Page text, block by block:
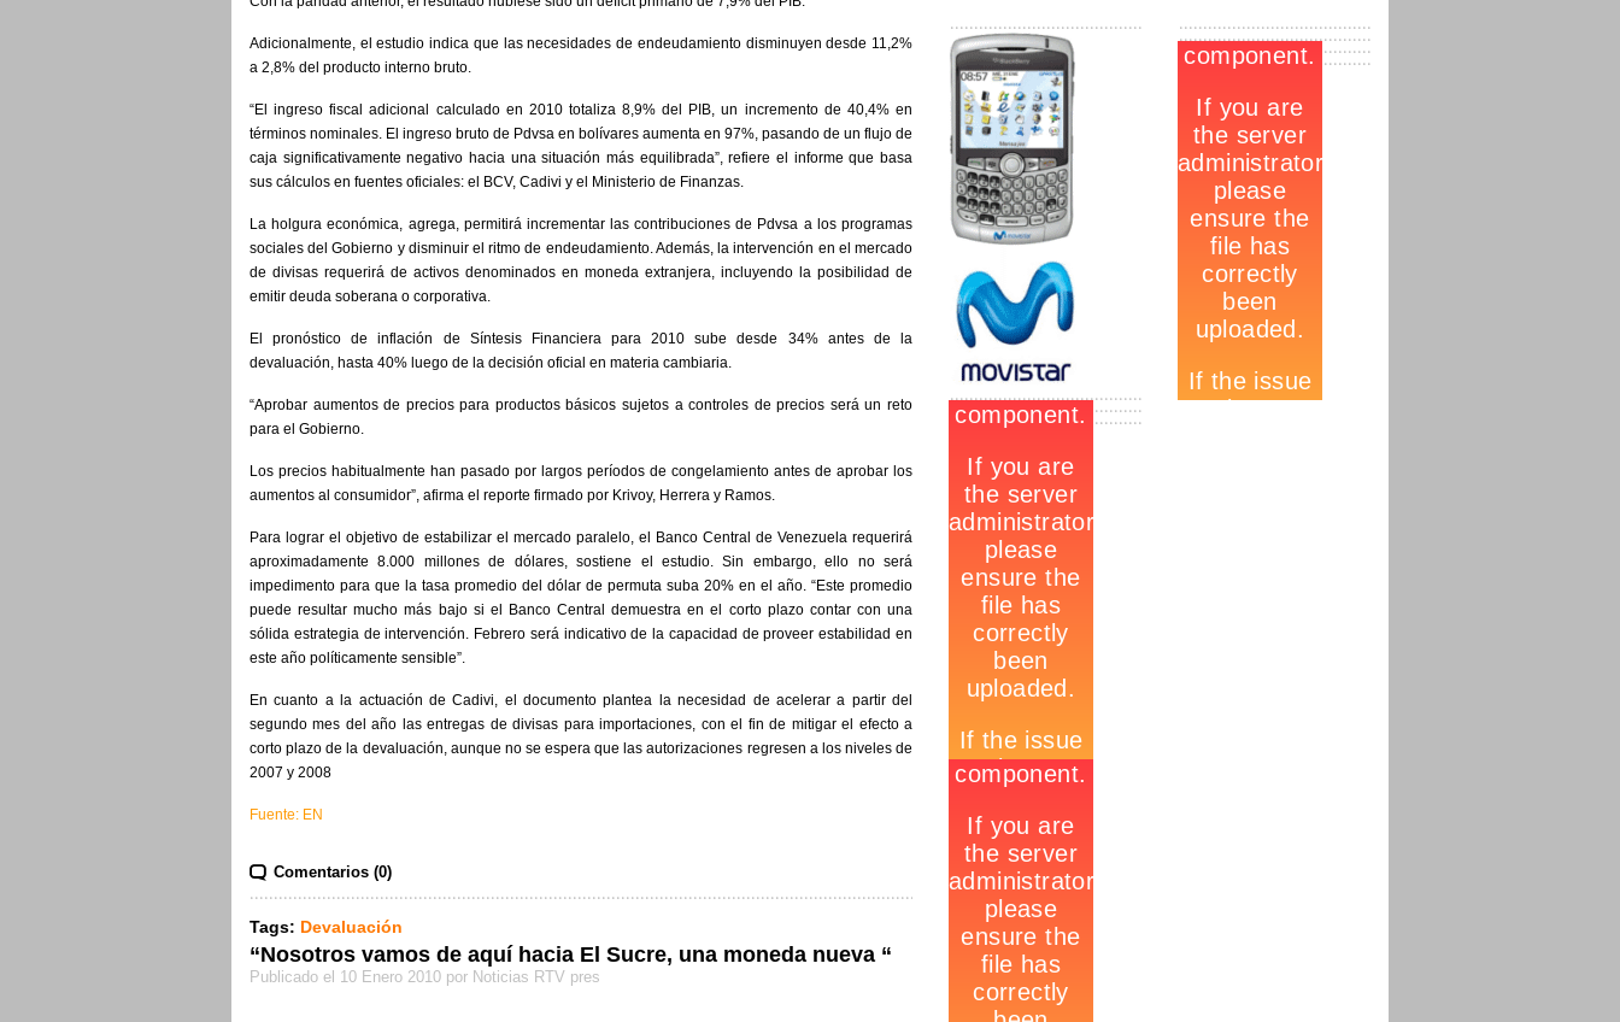
Adicionalmente, el estudio indica que las necesidades de endeudamiento disminuyen desde 11,2%
a 2,8% del producto interno bruto.
“El ingreso fiscal adicional calculado en 2010 totaliza 8,9% del PIB, un incremento de 40,4% en
términos nominales. El ingreso bruto de Pdvsa en bolívares aumenta en 97%, pasando de un flujo de
caja significativamente negativo hacia una situación más equilibrada”, refiere el informe que basa
sus cálculos en fuentes oficiales: el BCV, Cadivi y el Ministerio de Finanzas.
La holgura económica, agrega, permitirá incrementar las contribuciones de Pdvsa a los programas
sociales del Gobierno y disminuir el ritmo de endeudamiento. Además, la intervención en el mercado
de divisas requerirá de activos denominados en moneda extranjera, incluyendo la posibilidad de
emitir deuda soberana o corporativa.
El pronóstico de inflación de Síntesis Financiera para 2010 sube desde 34% antes de la
devaluación, hasta 40% luego de la decisión oficial en materia cambiaria.
“Aprobar aumentos de precios para productos básicos sujetos a controles de precios será un reto
para el Gobierno.
Los precios habitualmente han pasado por largos períodos de congelamiento antes de aprobar los
aumentos al consumidor”, afirma el reporte firmado por Krivoy, Herrera y Ramos.
Para lograr el objetivo de estabilizar el mercado paralelo, el Banco Central de Venezuela requerirá
aproximadamente 8.000 millones de dólares, sostiene el estudio. Sin embargo, ello no será
impedimento para que la tasa promedio del dólar de permuta suba 20% en el año. “Este promedio
puede resultar mucho más bajo si el Banco Central demuestra en el corto plazo contar con una
sólida estrategia de intervención. Febrero será indicativo de la capacidad de proveer estabilidad en
este año políticamente sensible”.
En cuanto a la actuación de Cadivi, el documento plantea la necesidad de acelerar a partir del
segundo mes del año las entregas de divisas para importaciones, con el fin de mitigar el efecto a
corto plazo de la devaluación, aunque no se espera que las autorizaciones regresen a los niveles de
2007 y 2008
Fuente: EN
Comentarios (0)
Tags: Devaluación
“Nosotros vamos de aquí hacia El Sucre, una moneda nueva “
Publicado el 10 Enero 2010 por Noticias RTV pres